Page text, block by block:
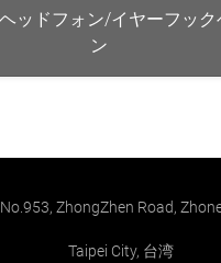
ッドフォン/イヤーフック
ン
ZhongZhen Road,
Taipei City, 台湾